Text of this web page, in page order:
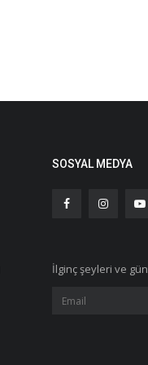
SOSYAL MEDYA
İlginç şeyleri ve